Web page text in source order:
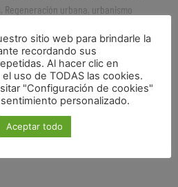
, Regeneración urbana, urbanismo
,ficción,green guerrilla,micro-
,reciclaje,relato,temporalidad
sitio web para brindarle la
recordando sus
Al hacer clic en
uso de TODAS las cookies.
"Configuración de cookies"
personalizado.
Aceptar todo